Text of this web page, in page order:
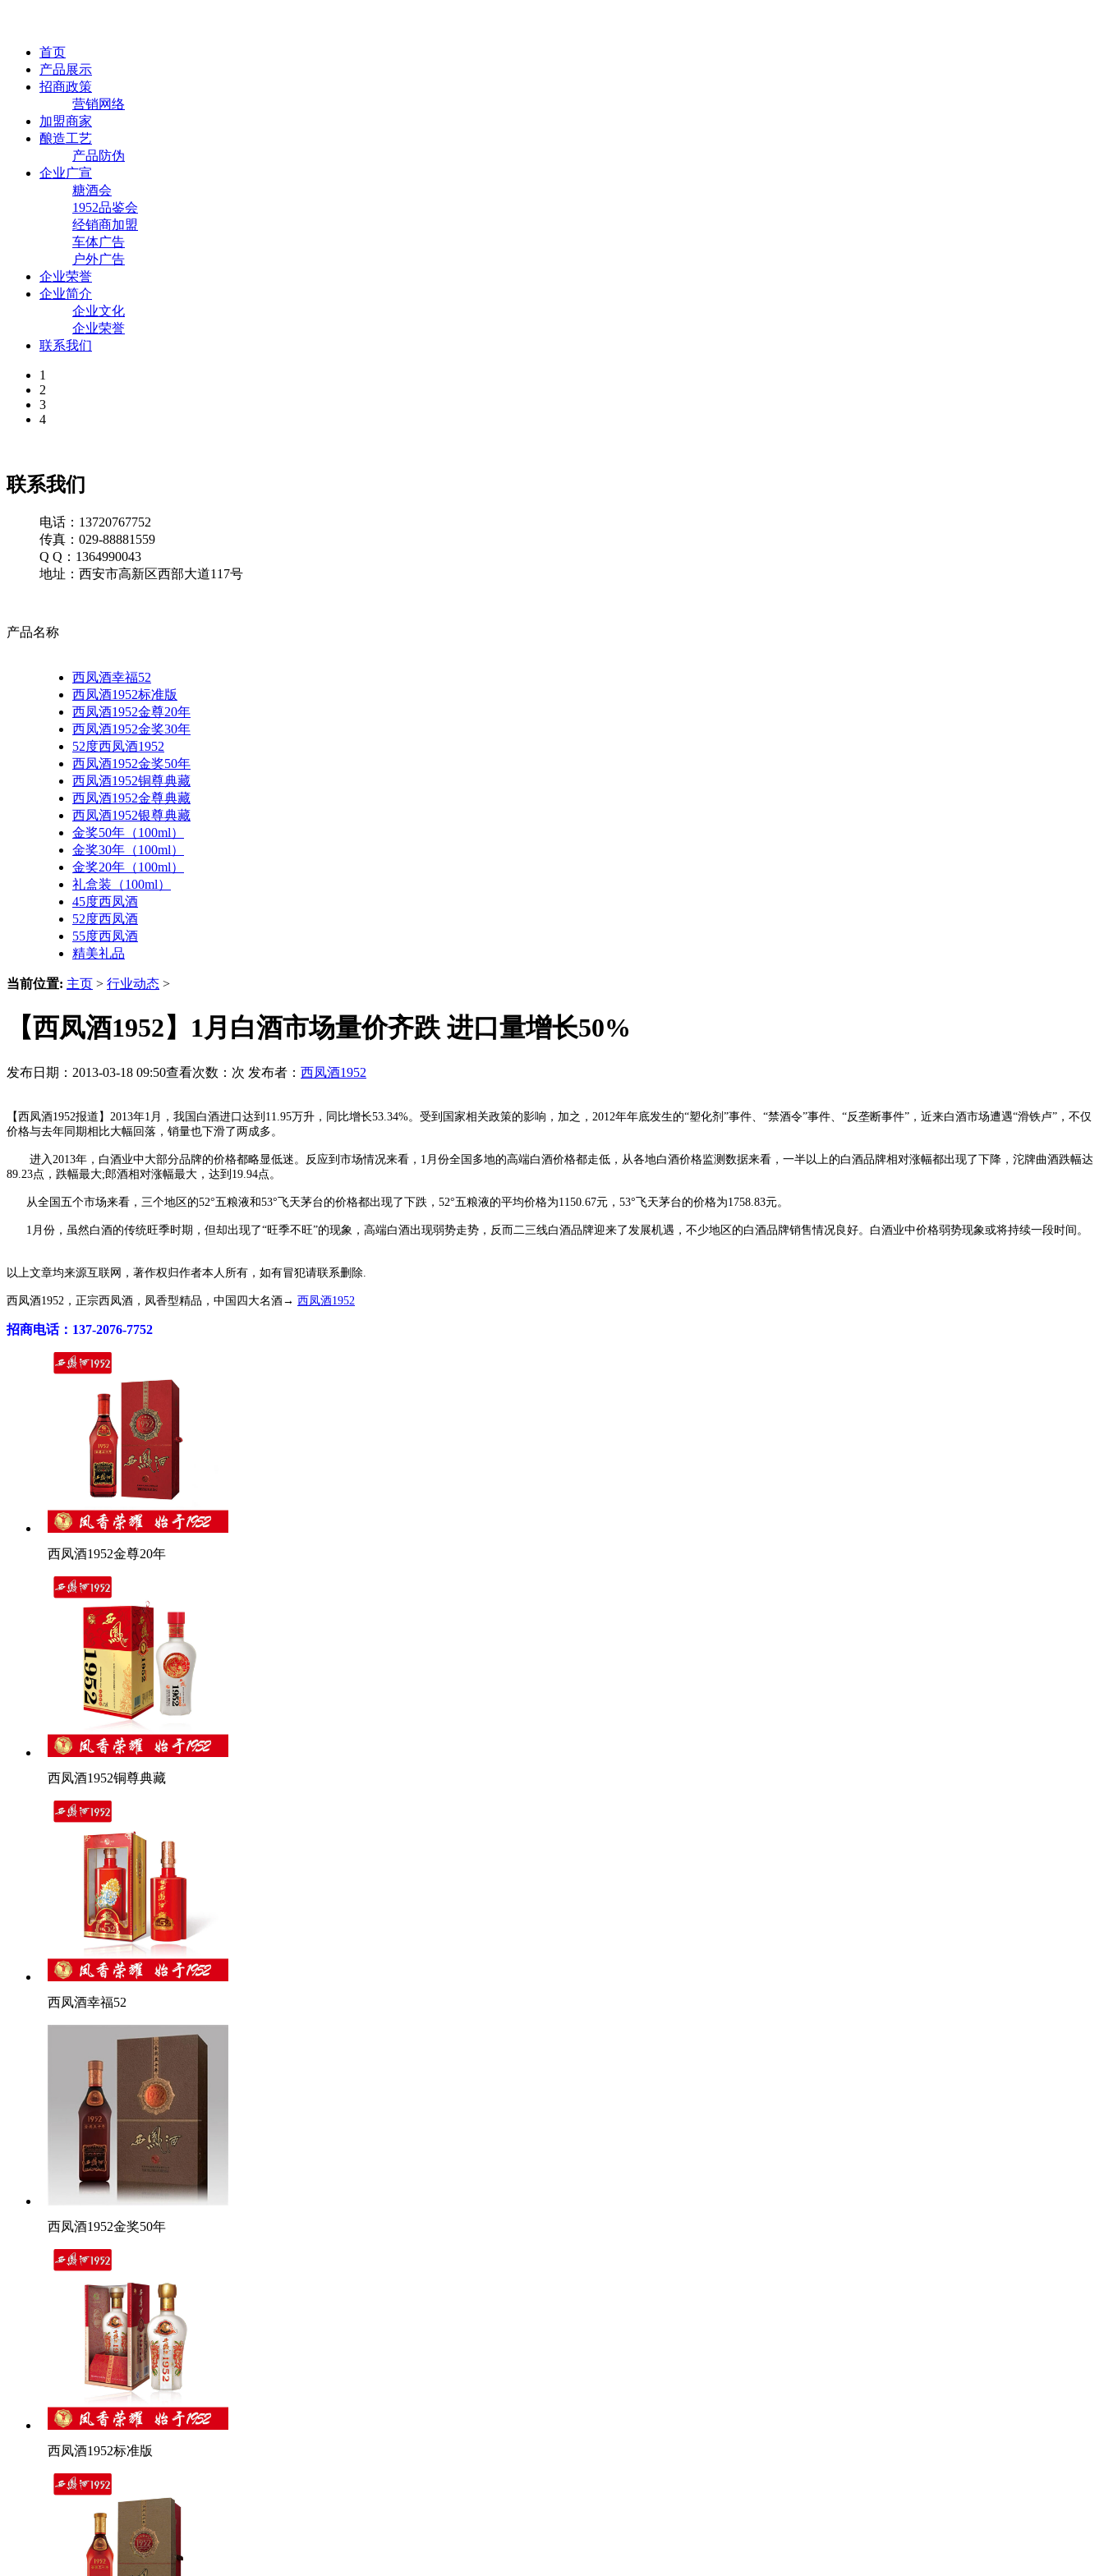
首页
产品展示
招商政策
营销网络
加盟商家
酿造工艺
产品防伪
企业广宣
糖酒会
1952品鉴会
经销商加盟
车体广告
户外广告
企业荣誉
企业简介
企业文化
企业荣誉
联系我们
1
2
3
4
联系我们
电话：13720767752
传真：029-88881559
Q Q：1364990043
地址：西安市高新区西部大道117号
产品名称
西凤酒幸福52
西凤酒1952标准版
西凤酒1952金尊20年
西凤酒1952金奖30年
52度西凤酒1952
西凤酒1952金奖50年
西凤酒1952铜尊典藏
西凤酒1952金尊典藏
西凤酒1952银尊典藏
金奖50年（100ml）
金奖30年（100ml）
金奖20年（100ml）
礼盒装（100ml）
45度西凤酒
52度西凤酒
55度西凤酒
精美礼品
当前位置: 主页 > 行业动态 >
【西凤酒1952】1月白酒市场量价齐跌 进口量增长50%
发布日期：2013-03-18 09:50查看次数： 次 发布者： 西凤酒1952
【西凤酒1952报道】2013年1月，我国白酒进口达到11.95万升，同比增长53.34%。受到国家相关政策的影响，加之，2012年年底发生的“塑化剂”事件、“禁酒令”事件、“反垄断事件”，近来白酒市场遭遇“滑铁卢”，不仅
价格与去年同期相比大幅回落，销量也下滑了两成多。
进入2013年，白酒业中大部分品牌的价格都略显低迷。反应到市场情况来看，1月份全国多地的高端白酒价格都走低，从各地白酒价格监测数据来看，一半以上的白酒品牌相对涨幅都出现了下降，沱牌曲酒跌幅达
89.23点，跌幅最大;郎酒相对涨幅最大，达到19.94点。
从全国五个市场来看，三个地区的52°五粮液和53°飞天茅台的价格都出现了下跌，52°五粮液的平均价格为1150.67元，53°飞天茅台的价格为1758.83元。
1月份，虽然白酒的传统旺季时期，但却出现了“旺季不旺”的现象，高端白酒出现弱势走势，反而二三线白酒品牌迎来了发展机遇，不少地区的白酒品牌销售情况良好。白酒业中价格弱势现象或将持续一段时间。
以上文章均来源互联网，著作权归作者本人所有，如有冒犯请联系删除.
西凤酒1952，正宗西凤酒，凤香型精品，中国四大名酒→ 西凤酒1952
招商电话：137-2076-7752
西凤酒1952金尊20年
西凤酒1952铜尊典藏
西凤酒幸福52
西凤酒1952金奖50年
西凤酒1952标准版